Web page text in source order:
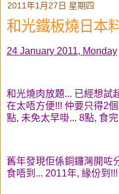
2011年1月27日 星期四
和光鐵板燒日本
24 January 2011, Monday
和光燒肉放題... 已經想試
在太唔方便!!! 仲要只得2
點, 未免太早啩... 8點, 食
舊年發現佢係銅鑼灣開咗
食唔到... 2011年, 緣份到!!!